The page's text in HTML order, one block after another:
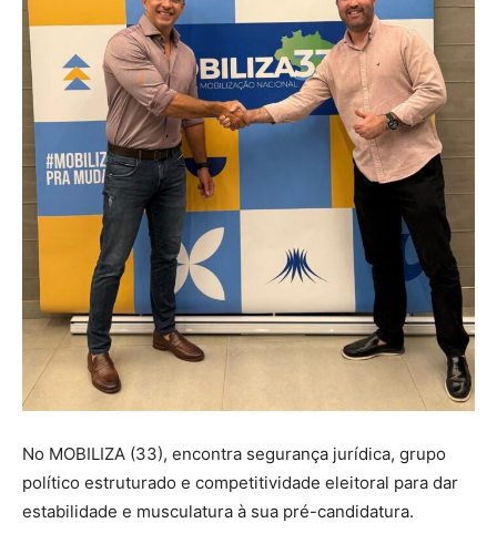
No MOBILIZA (33), encontra segurança jurídica, grupo
político estruturado e competitividade eleitoral para dar
estabilidade e musculatura à sua pré-candidatura.